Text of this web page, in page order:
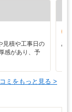
見積や工事日の
感があり、予
あ
ミをもっと見る >